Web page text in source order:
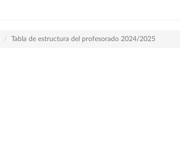
Tabla de estructura del profesorado 2024/2025